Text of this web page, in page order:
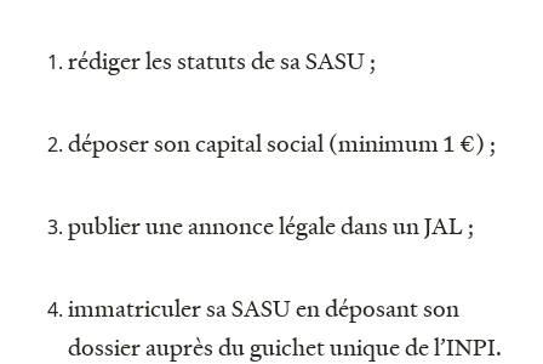
rédiger les statuts de sa SASU ;
déposer son capital social (minimum 1 €) ;
publier une annonce légale dans un JAL ;
immatriculer sa SASU en déposant son
dossier auprès du guichet unique de l’INPI.